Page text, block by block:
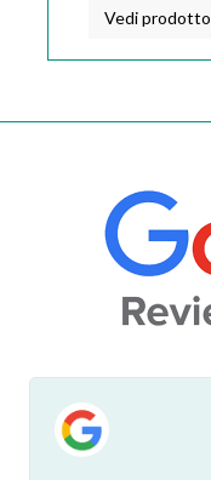
Vedi prodotto